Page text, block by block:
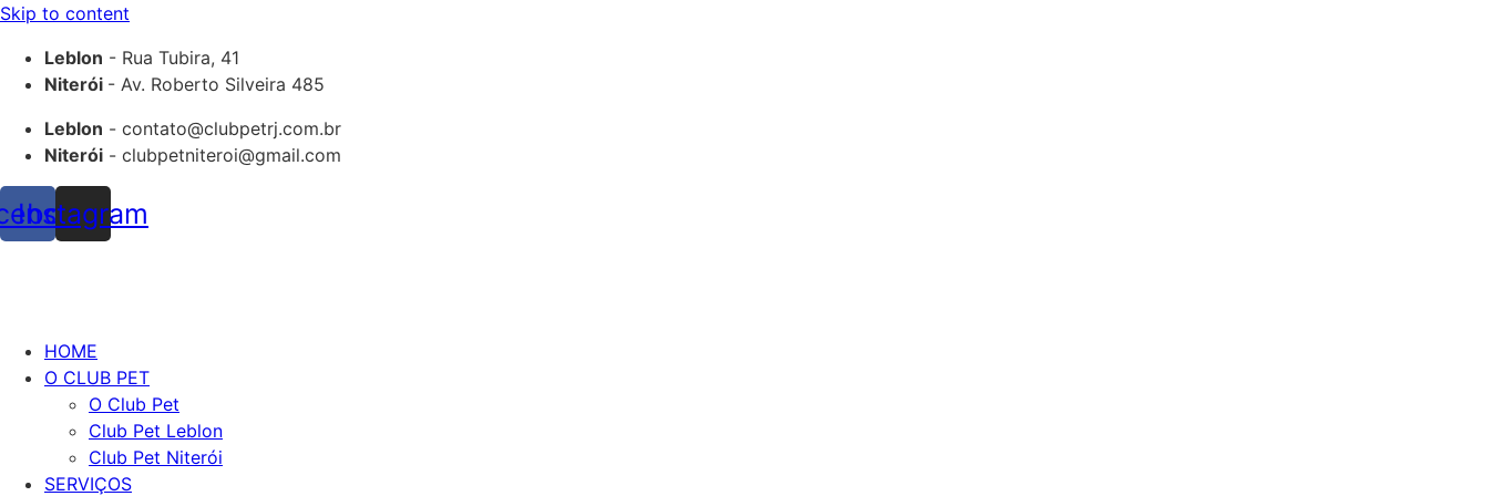
Skip to content
Leblon - Rua Tubira, 41
Niterói - Av. Roberto Silveira 485
Leblon - contato@clubpetrj.com.br
Niterói - clubpetniteroi@gmail.com
Instagram
HOME
O CLUB PET
O Club Pet
Club Pet Leblon
Club Pet Niterói
SERVIÇOS